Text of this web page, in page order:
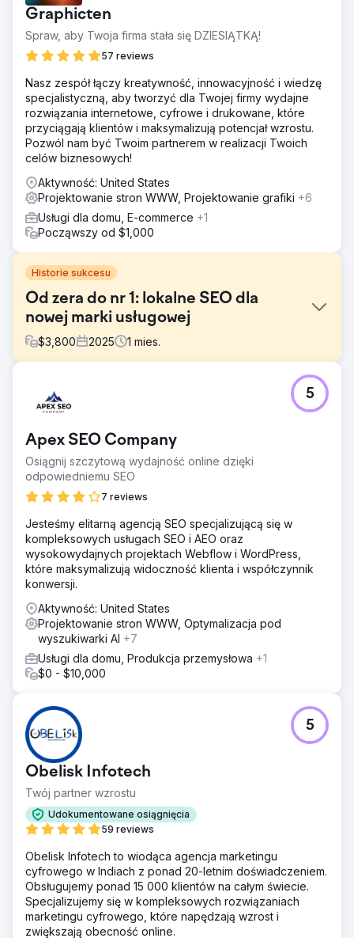
Graphicten
Spraw, aby Twoja firma stała się DZIESIĄTKĄ!
57 reviews
Nasz zespół łączy kreatywność, innowacyjność i wiedzę
specjalistyczną, aby tworzyć dla Twojej firmy wydajne
rozwiązania internetowe, cyfrowe i drukowane, które
przyciągają klientów i maksymalizują potencjał wzrostu.
Pozwól nam być Twoim partnerem w realizacji Twoich
celów biznesowych!
Aktywność: United States
Projektowanie stron WWW, Projektowanie grafiki +6
Usługi dla domu, E-commerce +1
Począwszy od $1,000
Historie sukcesu
Od zera do nr 1: lokalne SEO dla
nowej marki usługowej
$3,800 2025 1 mies.
Klient rozpoczął działalność bez żadnej obecności
cyfrowej. Bez historii witryny. Bez autorytetu profilu firmy
rozpoznawalności marki. Wchodził na konkurencyjny
lokalny rynek usług, gdzie ugruntowani gracze mieli
wieloletnie sygnały zaufania i widoczność pakietów map.
Zaczynając od zera, każdy konkurent miał przewagę, a
klient potrzebował szybkich rezultatów, aby generować
przychody. Główny problem: nikt nie mógł ich znaleźć, a
algorytm nie miał jeszcze powodu, aby im zaufać.
Rozwiązanie
Zbudowaliśmy fundamenty ich lokalnego SEO od
podstaw. Oznaczało to pełną optymalizację profilu firmy w
Google, uwzględniając odpowiednie kategorie, obszary
usług i opis dopasowany do słów kluczowych, a także
proces generowania opinii od pierwszego dnia. Każda
strona usługi została zbudowana wokół lokalnego słowa
kluczowego o wysokiej intencji, z naturalnymi terminami
uzupełniającymi i wyraźnymi sygnałami lokalizacji w
cytowań w kluczowych katalogach i ustrukturyzowaliśmy
każdą stronę, aby konwertować odwiedzających w
potencjalnych klientów.
Wyniki
Zaczynając od zera, ten klient osiągnął pierwszą trójkę w
Mapach Google w swoim docelowym obszarze usług i
osiągnął pierwszą pozycję w wynikach organicznych dla
wielu lokalnych słów kluczowych o wysokiej intencji.
Osiągnął to bez wcześniejszego autorytetu domeny,
historii recenzji i istniejącej obecności w internecie,
budując solidny fundament lokalnego SEO, na którym
mógł się rozwijać.
Przejdź do strony agencji
Apex SEO Company
Osiągnij szczytową wydajność online dzięki
odpowiedniemu SEO
7 reviews
5
Jesteśmy elitarną agencją SEO specjalizującą się w
kompleksowych usługach SEO i AEO oraz
wysokowydajnych projektach Webflow i WordPress,
które maksymalizują widoczność klienta i współczynnik
konwersji.
Aktywność: United States
Projektowanie stron WWW, Optymalizacja pod
wyszukiwarki AI +7
Usługi dla domu, Produkcja przemysłowa +1
$0 - $10,000
Obelisk Infotech
Twój partner wzrostu
Udokumentowane osiągnięcia
59 reviews
5
Obelisk Infotech to wiodąca agencja marketingu
cyfrowego w Indiach z ponad 20-letnim doświadczeniem.
Obsługujemy ponad 15 000 klientów na całym świecie.
Specjalizujemy się w kompleksowych rozwiązaniach
marketingu cyfrowego, które napędzają wzrost i
zwiększają obecność online.